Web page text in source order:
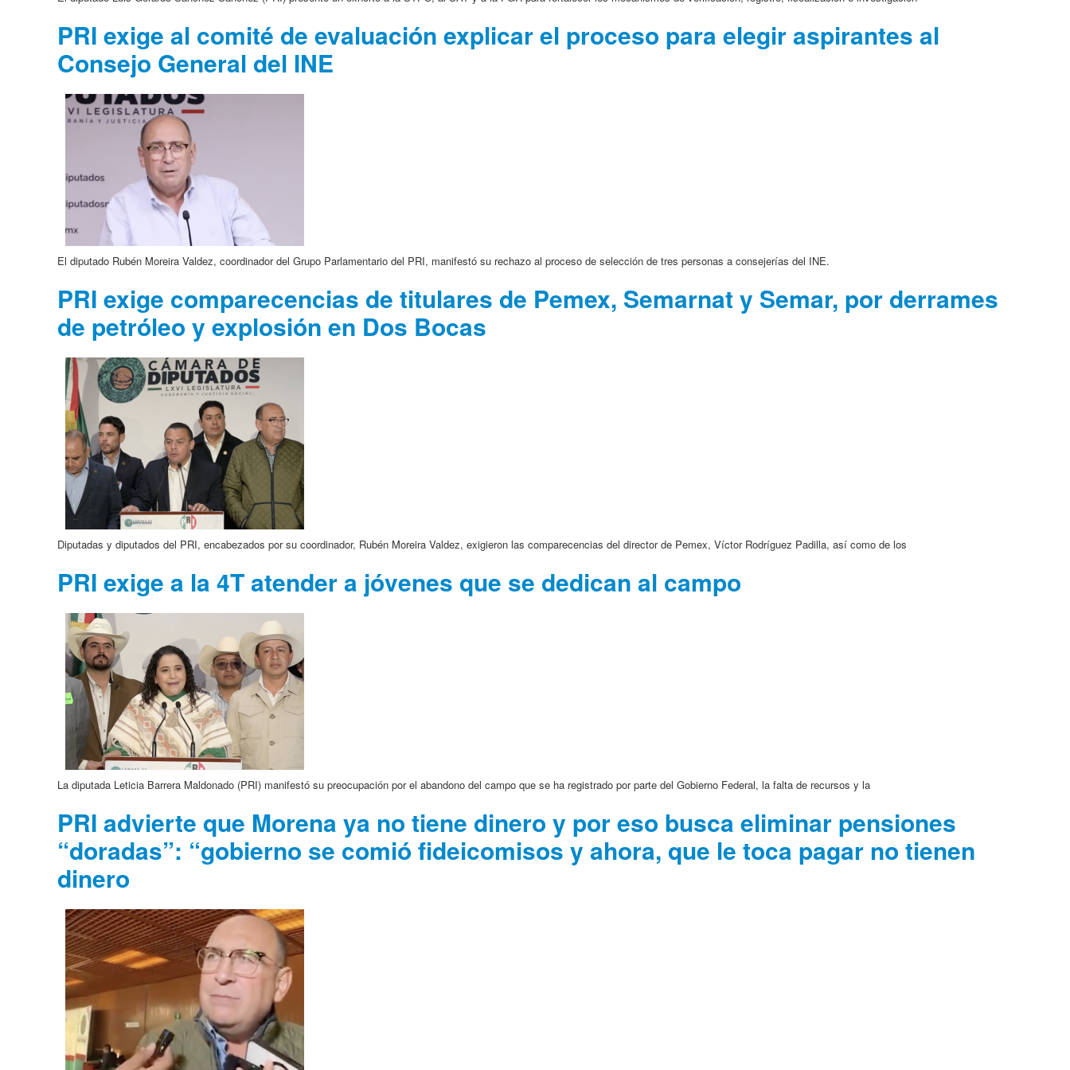
PRI exige al comité de evaluación explicar el proceso para elegir aspirantes al
Consejo General del INE
El diputado Rubén Moreira Valdez, coordinador del Grupo Parlamentario del PRI, manifestó su rechazo al proceso de selección de tres personas a consejerías del INE.
PRI exige comparecencias de titulares de Pemex, Semarnat y Semar, por derrames
de petróleo y explosión en Dos Bocas
Diputadas y diputados del PRI, encabezados por su coordinador, Rubén Moreira Valdez, exigieron las comparecencias del director de Pemex, Víctor Rodríguez Padilla, así como de los
PRI exige a la 4T atender a jóvenes que se dedican al campo
La diputada Leticia Barrera Maldonado (PRI) manifestó su preocupación por el abandono del campo que se ha registrado por parte del Gobierno Federal, la falta de recursos y la
PRI advierte que Morena ya no tiene dinero y por eso busca eliminar pensiones
“doradas”: “gobierno se comió fideicomisos y ahora, que le toca pagar no tienen
dinero